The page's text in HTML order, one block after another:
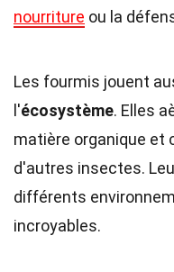
nourriture ou la
Les fourmis jouent
l'écosystème. Elles
matière organique et
d'autres insectes.
différents
incroyables.